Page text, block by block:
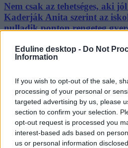
Eduline desktop - Do Not
Information
If you wish to opt-out of the sale,
processing of your personal or
targeted advertising by us, please
section to confirm your selection.
opt-out request is processed you
interest-based ads based on
us or personal information
Nem csak az tehetséges, aki
Kaderják Anita szerint az
nulladik ponton rengeteg
Az iskolarendszer ma leginkább
tehetségként, akik jól teljesítenek a
éppen azok a gyerekek veszhetnek el,
kérdeznek, alkotnak vagy egyszerűen
tananyagvezérelt oktatás szűk